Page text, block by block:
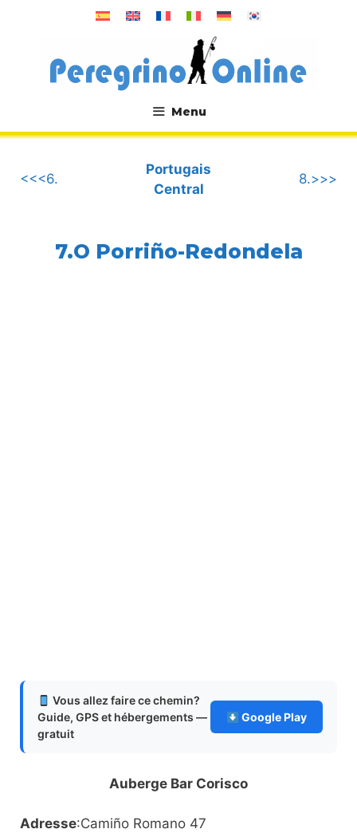
Menu
.
<<<6.
Portugais
Central
8.>>>
7.O Porriño-Redondela
Vous allez faire ce chemin?
Guide, GPS et hébergements —
gratuit
Google Play
Auberge Bar Corisco
Adresse:Camiño Romano 47